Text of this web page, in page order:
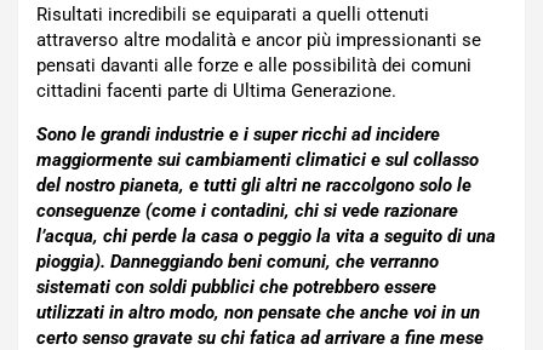
Risultati incredibili se equiparati a quelli ottenuti
attraverso altre modalità e ancor più impressionanti se
pensati davanti alle forze e alle possibilità dei comuni
cittadini facenti parte di Ultima Generazione.
Sono le grandi industrie e i super ricchi ad incidere
maggiormente sui cambiamenti climatici e sul collasso
del nostro pianeta, e tutti gli altri ne raccolgono solo le
conseguenze (come i contadini, chi si vede razionare
l’acqua, chi perde la casa o peggio la vita a seguito di una
pioggia). Danneggiando beni comuni, che verranno
sistemati con soldi pubblici che potrebbero essere
utilizzati in altro modo, non pensate che anche voi in un
certo senso gravate su chi fatica ad arrivare a fine mese